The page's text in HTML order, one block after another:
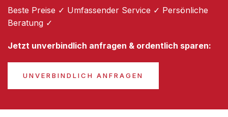
Beste Preise ✓ Umfassender Service ✓ Persönliche
Beratung ✓
Jetzt unverbindlich anfragen & ordentlich sparen:
UNVERBINDLICH ANFRAGEN